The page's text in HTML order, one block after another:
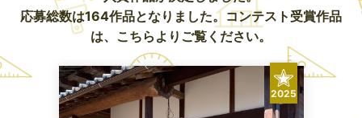
応募総数は164作品となりました。コンテスト受賞作品
は、こちらよりご覧ください。
2025